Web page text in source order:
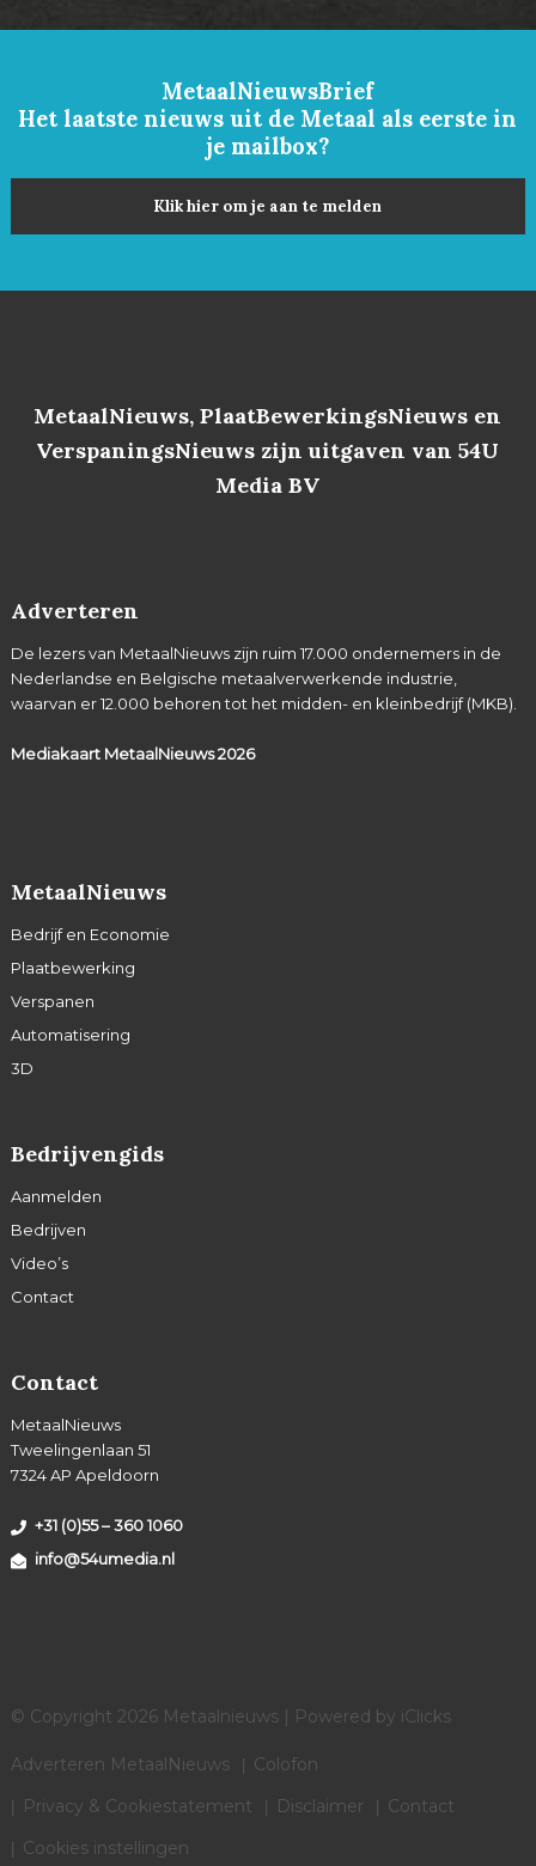
MetaalNieuwsBrief
Het laatste nieuws uit de Metaal als eerste in
je mailbox?
Klik hier om je aan te melden
MetaalNieuws, PlaatBewerkingsNieuws en
VerspaningsNieuws zijn uitgaven van 54U
Media BV
Adverteren
De lezers van MetaalNieuws zijn ruim 17.000 ondernemers in de
Nederlandse en Belgische metaalverwerkende industrie,
waarvan er 12.000 behoren tot het midden- en kleinbedrijf (MKB).
Mediakaart MetaalNieuws2026
MetaalNieuws
Bedrijf en Economie
Plaatbewerking
Verspanen
Automatisering
3D
Bedrijvengids
Aanmelden
Bedrijven
Video’s
Contact
Contact
MetaalNieuws
Tweelingenlaan 51
7324 AP Apeldoorn
+31 (0)55 – 360 1060
info@54umedia.nl
© Copyright 2026 Metaalnieuws | Powered by iClicks
Adverteren MetaalNieuws
Colofon
Privacy & Cookiestatement
Disclaimer
Contact
Cookies instellingen